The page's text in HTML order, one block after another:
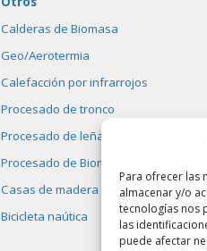
Para ofrecer las
almacenar y/o
tecnologías nos
las
puede afectar
Calderas de Biomasa
Geo/Aerotermia
Calefacción por infrarrojos
Procesado de tronco
Procesado de leña
Procesado de Biomasa
Casas de madera
Bicicleta naútica